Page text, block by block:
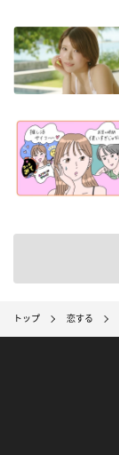
トップ 恋する